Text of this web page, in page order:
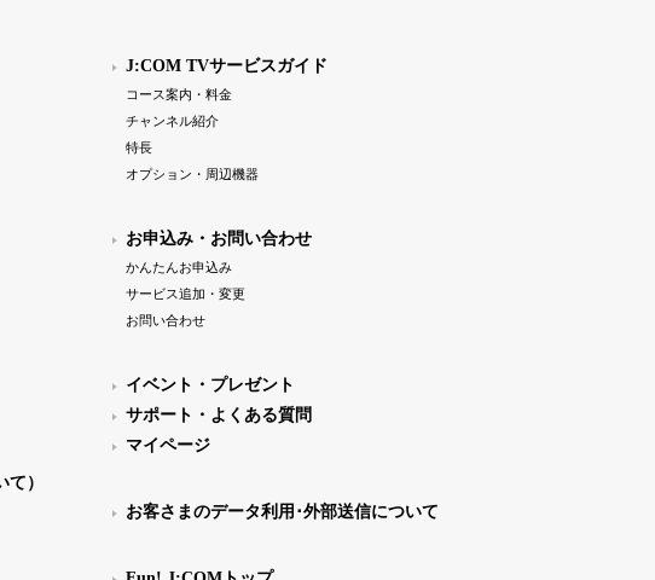
）
J:COM TVサービスガイド
コース案内・料金
チャンネル紹介
特長
オプション・周辺機器
お申込み・お問い合わせ
かんたんお申込み
サービス追加・変更
お問い合わせ
イベント・プレゼント
サポート・よくある質問
マイページ
お客さまのデータ利用･外部送信について